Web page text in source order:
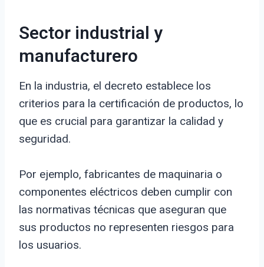
Sector industrial y
manufacturero
En la industria, el decreto establece los
criterios para la certificación de productos, lo
que es crucial para garantizar la calidad y
seguridad.
Por ejemplo, fabricantes de maquinaria o
componentes eléctricos deben cumplir con
las normativas técnicas que aseguran que
sus productos no representen riesgos para
los usuarios.